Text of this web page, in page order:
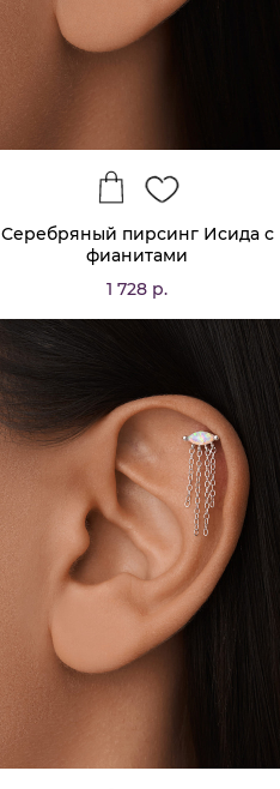
Серебряный пирсинг Исида с
фианитами
1 728 р.